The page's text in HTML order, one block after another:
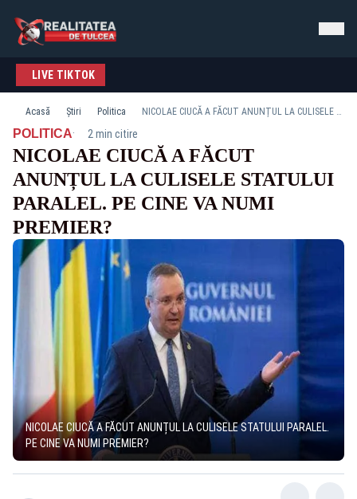
LIVE TIKTOK
Acasă Știri Politica NICOLAE CIUCĂ A FĂCUT ANUNȚUL LA CULISELE STATULUI PARALEL. PE CINE VA NUMI PREMIER?
POLITICA· 2 min citire
NICOLAE CIUCĂ A FĂCUT
ANUNȚUL LA CULISELE STATULUI
PARALEL. PE CINE VA NUMI
PREMIER?
NICOLAE CIUCĂ A FĂCUT ANUNȚUL LA CULISELE STATULUI PARALEL.
PE CINE VA NUMI PREMIER?